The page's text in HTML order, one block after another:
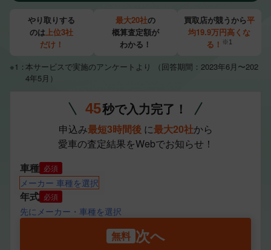
やり取りする
のは上位3社
だけ！
最大20社の
概算査定額が
わかる！
買取店が競うから平
均19.9万円高くな
る！ ※1
本サービスで実施のアンケートより （回答期間：2023年6月〜202
4年5月）
45秒で入力完了！
申込み最短3時間後 に最大20社から
愛車の査定結果をWebでお知らせ！
車種 必須
メーカー 車種を選択
年式 必須
先にメーカー・車種を選択
次へ